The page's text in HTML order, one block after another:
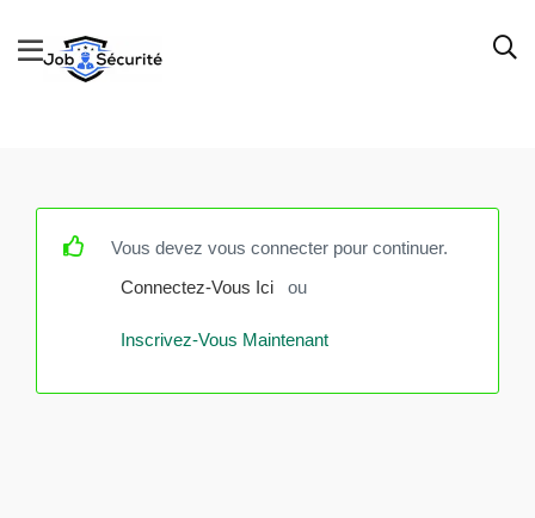
Vous devez vous connecter pour continuer.
Connectez-Vous Ici
ou
Inscrivez-Vous Maintenant